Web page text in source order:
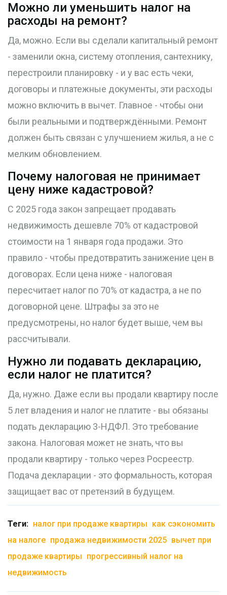
Можно ли уменьшить налог на
расходы на ремонт?
Да, можно. Если вы сделали капитальный ремонт
- заменили окна, систему отопления, сантехнику,
перестроили планировку - и у вас есть чеки,
договоры и платежные документы, эти расходы
можно включить в вычет. Главное - чтобы они
были реальными и подтверждёнными. Ремонт
должен быть связан с улучшением жилья, а не с
мелким обновлением.
Почему налоговая не принимает
цену ниже кадастровой?
С 2025 года закон запрещает продавать
недвижимость дешевле 70% от кадастровой
стоимости на 1 января года продажи. Это
правило - чтобы предотвратить занижение цен в
договорах. Если цена ниже - налоговая
пересчитает налог по 70% от кадастра, а не по
договорной цене. Штрафы за это не
предусмотрены, но налог будет выше, чем вы
рассчитывали.
Нужно ли подавать декларацию,
если налог не платится?
Да, нужно. Даже если вы продали квартиру после
5 лет владения и налог не платите - вы обязаны
подать декларацию 3-НДФЛ. Это требование
закона. Налоговая может не знать, что вы
продали квартиру - только через Росреестр.
Подача декларации - это формальность, которая
защищает вас от претензий в будущем.
Теги: налог при продаже квартиры как сэкономить
на налоге продажа недвижимости 2025 вычет при
продаже квартиры прогрессивный налог на
недвижимость